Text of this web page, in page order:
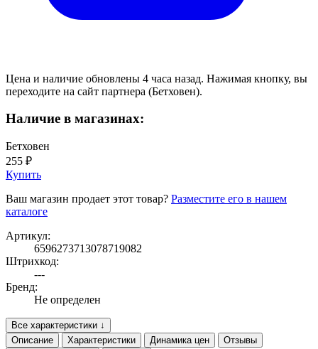
Цена и наличие обновлены 4 часа назад. Нажимая кнопку, вы
переходите на сайт партнера (Бетховен).
Наличие в магазинах:
Бетховен
255 ₽
Купить
Ваш магазин продает этот товар? Разместите его в нашем
каталоге
Артикул:
6596273713078719082
Штрихкод:
---
Бренд:
Не определен
Все характеристики ↓
Описание
Характеристики Динамика цен
Отзывы